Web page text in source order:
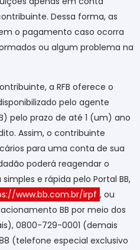
Dessa forma, as
o pagamento caso ocorra
ou algum problema na
a RFB oferece o
pelo agente
pelo prazo de até 1 (um) ano
Assim, o contribuinte
para uma conta de sua
poderá reagendar o
e rápida pelo Portal BB,
www.bb.com.br/irpf , ou
BB por meio dos
0800-729-0001 (demais
(telefone especial exclusivo